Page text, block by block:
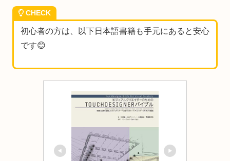
CHECK
初心者の方は、以下日本語書籍も手元にあると安心
です😊